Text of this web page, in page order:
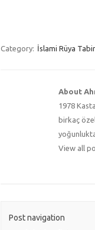
Category: İslami Rüya
About
1978
birkaç
View all
Post navigation